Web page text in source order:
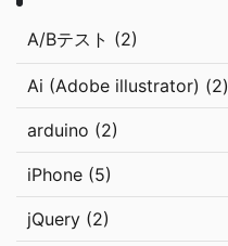
A/Bテスト (2)
Ai (Adobe illustrator) (2)
arduino (2)
iPhone (5)
jQuery (2)